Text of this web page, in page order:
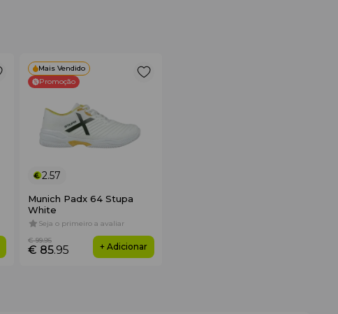
Mais Vendido
Promoção
2.57
Munich Padx 64 Stupa
White
Seja o primeiro a avaliar
€ 85.95
€ 99.95
+ Adicionar